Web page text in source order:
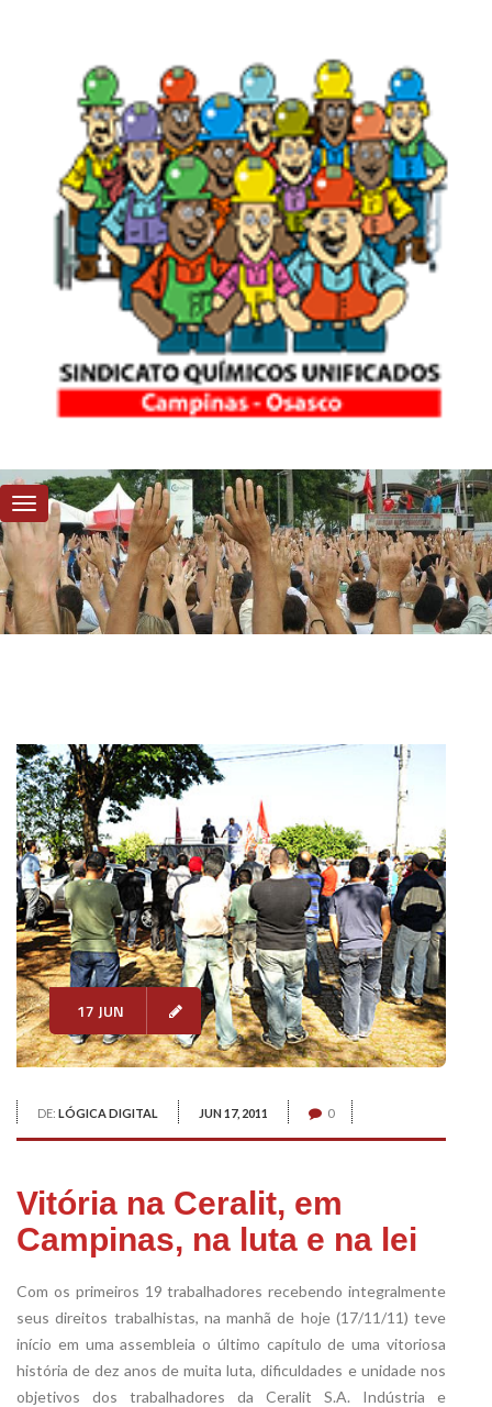
17 JUN
DE: LÓGICA DIGITAL JUN 17, 2011 0
Vitória na Ceralit, em
Campinas, na luta e na lei
Com os primeiros 19 trabalhadores recebendo integralmente
seus direitos trabalhistas, na manhã de hoje (17/11/11) teve
início em uma assembleia o último capítulo de uma vitoriosa
história de dez anos de muita luta, dificuldades e unidade nos
objetivos dos trabalhadores da Ceralit S.A. Indústria e